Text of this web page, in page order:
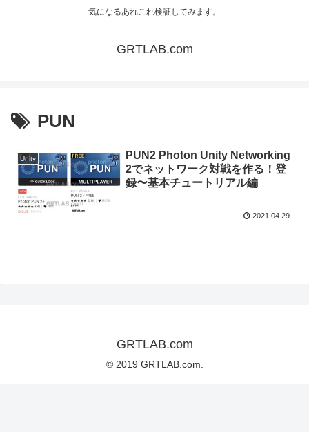
気になるあれこれ検証してみます。
GRTLAB.com
PUN
Unity
PUN2 Photon Unity Networking
2でネットワーク対戦を作る！登
録〜基本チュートリアル編
2021.04.29
GRTLAB.com
© 2019 GRTLAB.com.